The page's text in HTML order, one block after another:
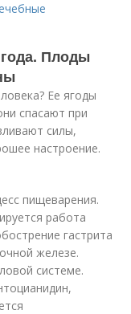
Плоды
Ее ягоды
спасают при
силы,
настроение.
пищеварения.
работа
гастрита
железе.
системе.